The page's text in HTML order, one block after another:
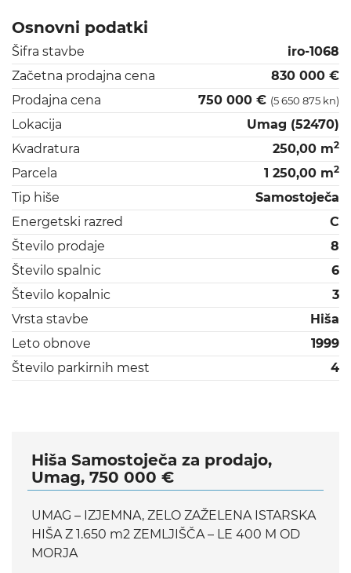
Osnovni podatki
Šifra stavbe
iro-1068
Začetna prodajna cena
830 000 €
Prodajna cena
750 000 € (5 650 875 kn)
Lokacija
Umag (52470)
Kvadratura
250,00 m2
Parcela 1 250,00 m2
Tip hiše
Samostoječa
Energetski razred
C
Število prodaje
8
Število spalnic
6
Število kopalnic
3
Vrsta stavbe
Hiša
Leto obnove
1999
Število parkirnih mest
4
Hiša Samostoječa za prodajo,
Umag, 750 000 €
UMAG – IZJEMNA, ZELO ZAŽELENA ISTARSKA
HIŠA Z 1.650 m2 ZEMLJIŠČA – LE 400 M OD
MORJA